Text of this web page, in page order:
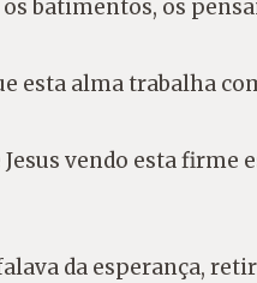
batimentos, os
esta alma trabalha
vendo esta firme
da esperança,